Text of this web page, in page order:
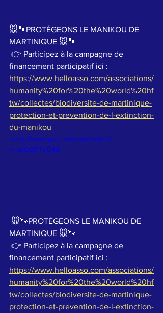
🐭🐾PROTÉGEONS LE MANIKOU DE
MARTINIQUE 🐭🐾
financement participatif ici :
https://www.helloasso.com/associations/
humanity%20for%20the%20world%20hf
tw/collectes/biodiversite-de-martinique-
protection-et-prevention-de-l-extinction-
du-manikou
https://www.youtube.com/watch?
v=kuCdI0Te044
MARTINIQUE 🐭🐾
financement participatif ici :
https://www.helloasso.com/associations/
humanity%20for%20the%20world%20hf
tw/collectes/biodiversite-de-martinique-
protection-et-prevention-de-l-extinction-